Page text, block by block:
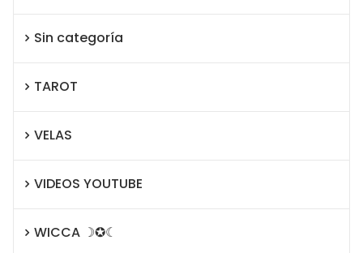
Sin categoría
TAROT
VELAS
VIDEOS YOUTUBE
WICCA ☽✪☾